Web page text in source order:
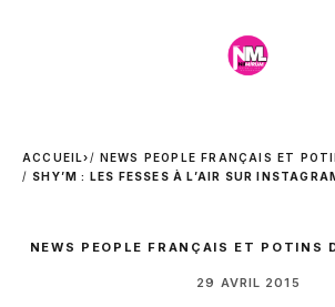
ACCUEIL› NEWS PEOPLE FRANÇAIS ET
SHY’M : LES FESSES À L’AIR SUR
NEWS PEOPLE FRANÇAIS ET POTINS
29 AVRIL 2015